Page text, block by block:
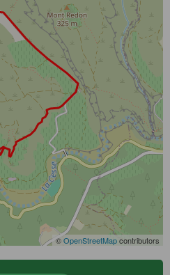
©OpenStreetMapcontributors